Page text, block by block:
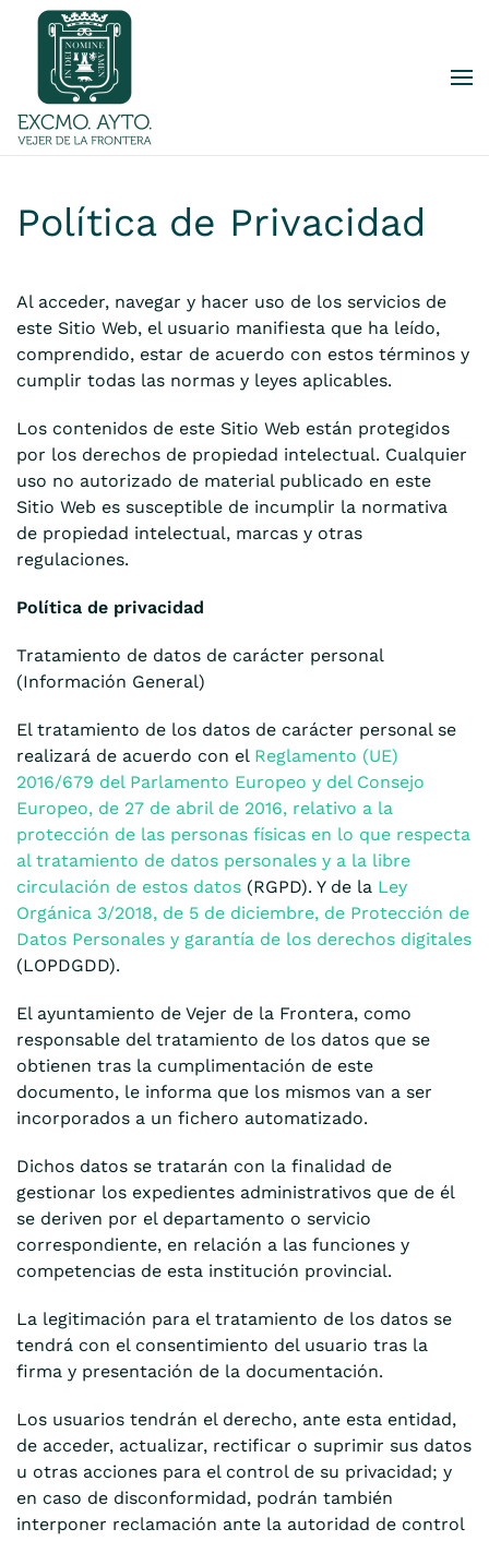
Skip to main content
Política de Privacidad
Al acceder, navegar y hacer uso de los servicios de
este Sitio Web, el usuario manifiesta que ha leído,
comprendido, estar de acuerdo con estos términos y
cumplir todas las normas y leyes aplicables.
Los contenidos de este Sitio Web están protegidos
por los derechos de propiedad intelectual. Cualquier
uso no autorizado de material publicado en este
Sitio Web es susceptible de incumplir la normativa
de propiedad intelectual, marcas y otras
regulaciones.
Política de privacidad
Tratamiento de datos de carácter personal
(Información General)
El tratamiento de los datos de carácter personal se
realizará de acuerdo con el Reglamento (UE)
2016/679 del Parlamento Europeo y del Consejo
Europeo, de 27 de abril de 2016, relativo a la
protección de las personas físicas en lo que respecta
al tratamiento de datos personales y a la libre
circulación de estos datos (RGPD). Y de la Ley
Orgánica 3/2018, de 5 de diciembre, de Protección de
Datos Personales y garantía de los derechos digitales
(LOPDGDD).
El ayuntamiento de Vejer de la Frontera, como
responsable del tratamiento de los datos que se
obtienen tras la cumplimentación de este
documento, le informa que los mismos van a ser
incorporados a un fichero automatizado.
Dichos datos se tratarán con la finalidad de
gestionar los expedientes administrativos que de él
se deriven por el departamento o servicio
correspondiente, en relación a las funciones y
competencias de esta institución provincial.
La legitimación para el tratamiento de los datos se
tendrá con el consentimiento del usuario tras la
firma y presentación de la documentación.
Los usuarios tendrán el derecho, ante esta entidad,
de acceder, actualizar, rectificar o suprimir sus datos
u otras acciones para el control de su privacidad; y
en caso de disconformidad, podrán también
interponer reclamación ante la autoridad de control